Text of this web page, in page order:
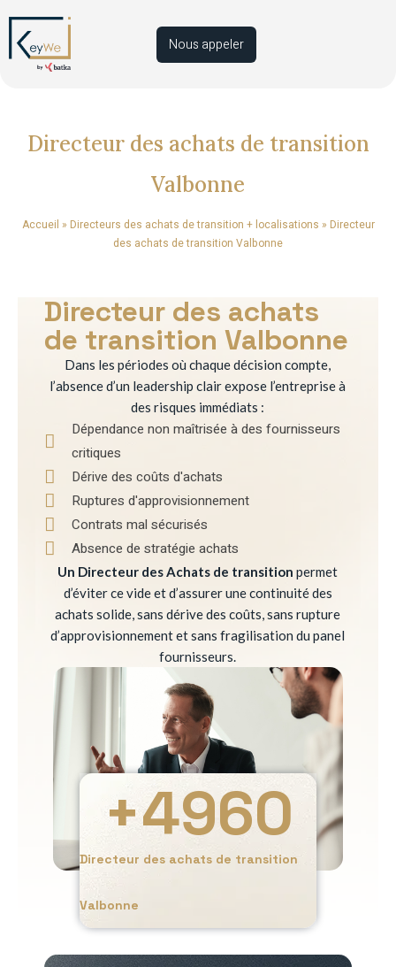
Nous appeler
Directeur des achats de transition
Valbonne
Accueil » Directeurs des achats de transition + localisations » Directeur
des achats de transition Valbonne
Directeur des achats
de transition Valbonne
Dans les périodes où chaque décision compte,
l’absence d’un leadership clair expose l’entreprise à
des risques immédiats :
Dépendance non maîtrisée à des fournisseurs
critiques
Dérive des coûts d'achats
Ruptures d'approvisionnement
Contrats mal sécurisés
Absence de stratégie achats
Un Directeur des Achats de transition permet
d’éviter ce vide et d’assurer une continuité des
achats solide, sans dérive des coûts, sans rupture
d’approvisionnement et sans fragilisation du panel
fournisseurs.
Directeur des achats de transition
Valbonne
+4960